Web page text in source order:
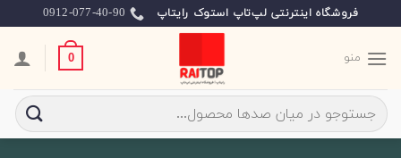
to
content
فروشگاه اینترنتی لپ‌تاپ استوک رایتاپ 0912-077-40-90
منو 0
جستجو
برای: